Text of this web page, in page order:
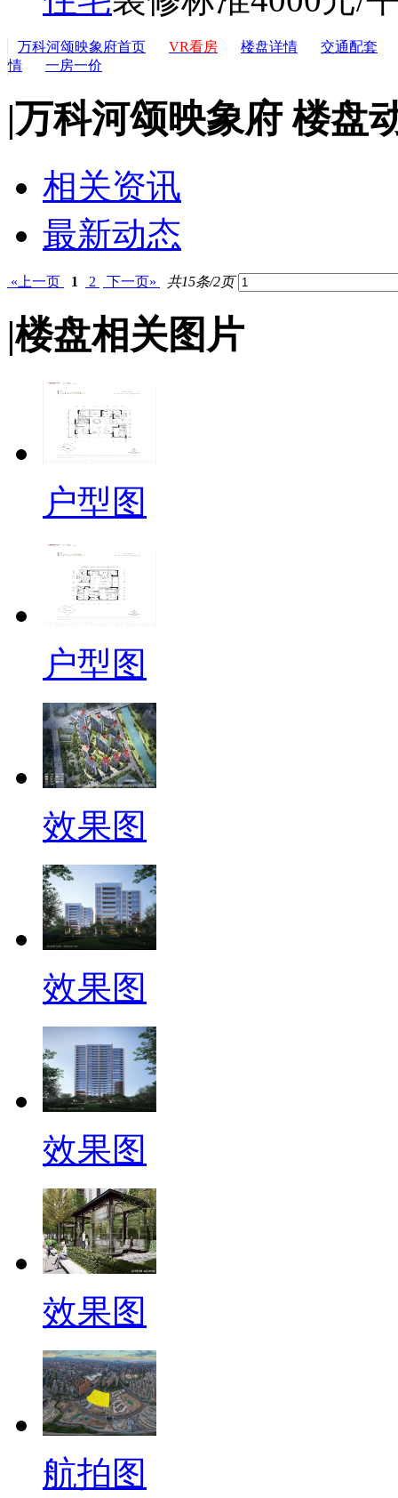
万科河颂映象府首页 VR看房 楼盘详情
交通配套
情
一房一价
|万科河颂映象府 楼盘
相关资讯
最新动态
«上一页 1 2 下一页» 共15条/2页
|楼盘相关图片
户型图
户型图
效果图
效果图
效果图
效果图
航拍图